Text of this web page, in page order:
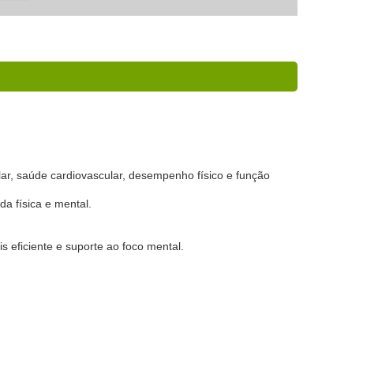
saúde cardiovascular, desempenho físico e função
física e mental.
eficiente e suporte ao foco mental.